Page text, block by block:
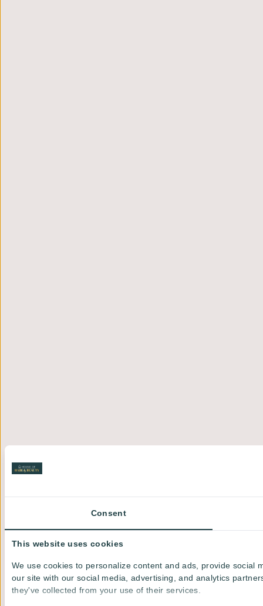
Consent
This website uses cookies
We use cookies to personalize content and ads, provide
our site with our social media, advertising, and analytics
they've collected from your use of their services.